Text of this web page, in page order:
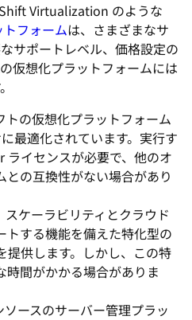
Virtualization のような
フォームは、さまざまなサ
サポートレベル、価格設定の
仮想化プラットフォームには
トの仮想化プラットフォーム
最適化されています。実行す
ライセンスが必要で、他のオ
との互換性がない場合があり
スケーラビリティとクラウド
トする機能を備えた特化型の
提供します。しかし、この特
時間がかかる場合がありま
ソースのサーバー管理プラッ